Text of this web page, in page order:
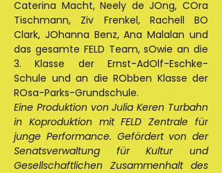
Caterina Macht, Neely de JOng, COra
Tischmann, Ziv Frenkel, Rachell BO
Clark, JOhanna Benz, Ana Malalan und
das gesamte FELD Team, sOwie an die
3. Klasse der Ernst-AdOlf-Eschke-
Schule und an die RObben Klasse der
ROsa-Parks-Grundschule.
Eine Produktion von Julia Keren Turbahn
in Koproduktion mit FELD Zentrale für
junge Performance. Gefördert von der
Senatsverwaltung für Kultur und
Gesellschaftlichen Zusammenhalt des